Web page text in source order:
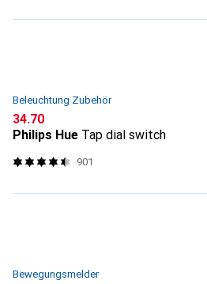
Beleuchtung Zubehör
CHF
34.70
Philips Hue Tap dial switch
901
Bewegungsmelder